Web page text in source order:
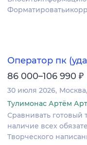
Оператор пк
86 000–106 990 ₽
30 июля 2026 Москва
Тулимонас Артём
Сравнивать готовый
наличие всех
Творческого